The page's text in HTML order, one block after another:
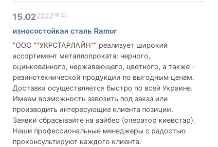
15.02202216:20
износостойкая сталь Ramor
"ООО ""УКРСТАРЛАЙН"" реализует широкий
ассортимент металлопроката: черного,
оцинкованного, нержавеющего, цветного, а также -
резинотехнической продукции по выгодным ценам.
Доставка осуществляется быстро по всей Украине.
Имеем возможность завозить под заказ или
производить интересующие клиента позиции.
Заявки сбрасывайте на вайбер (оператор киевстар).
Наши профессиональные менеджеры с радостью
проконсультируют каждого клиента.